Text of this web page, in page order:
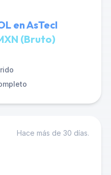
en AsTecI
(Bruto)
Hace más de 30 días.